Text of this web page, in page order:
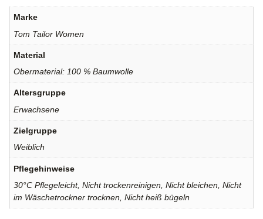
Marke
Tom Tailor Women
Material
Obermaterial: 100 % Baumwolle
Altersgruppe
Erwachsene
Zielgruppe
Weiblich
Pflegehinweise
30°C Pflegeleicht, Nicht trockenreinigen, Nicht bleichen, Nicht
im Wäschetrockner trocknen, Nicht heiß bügeln